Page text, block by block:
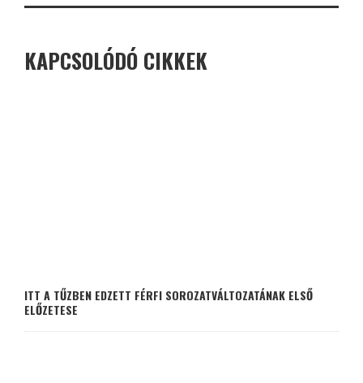
KAPCSOLÓDÓ CIKKEK
ITT A TŰZBEN EDZETT FÉRFI SOROZATVÁLTOZATÁNAK ELSŐ
ELŐZETESE